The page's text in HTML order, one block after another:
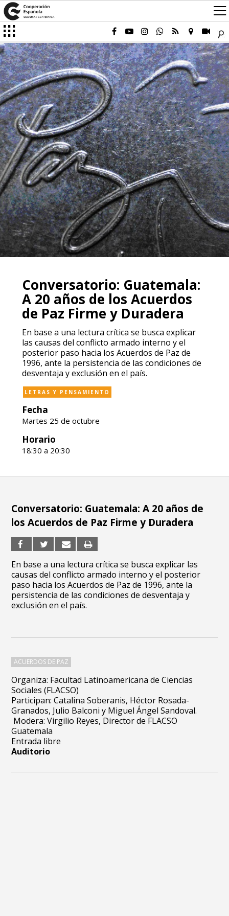
Conversatorio: Guatemala:
A 20 años de los Acuerdos
de Paz Firme y Duradera
En base a una lectura crítica se busca explicar
las causas del conflicto armado interno y el
posterior paso hacia los Acuerdos de Paz de
1996, ante la persistencia de las condiciones de
desventaja y exclusión en el país.
LETRAS Y PENSAMIENTO
Fecha
Martes 25 de octubre
Horario
18:30 a 20:30
Organiza: Facultad Latinoamericana de Ciencias
Sociales (FLACSO)
Participan: Catalina Soberanis, Héctor Rosada-
Granados, Julio Balconi y Miguel Ángel Sandoval.
Modera: Virgilio Reyes, Director de FLACSO
Guatemala
Entrada libre
Auditorio
Conversatorio: Guatemala: A 20 años de
los Acuerdos de Paz Firme y Duradera
En base a una lectura crítica se busca explicar las
causas del conflicto armado interno y el posterior
paso hacia los Acuerdos de Paz de 1996, ante la
persistencia de las condiciones de desventaja y
exclusión en el país.
ACUERDOS DE PAZ